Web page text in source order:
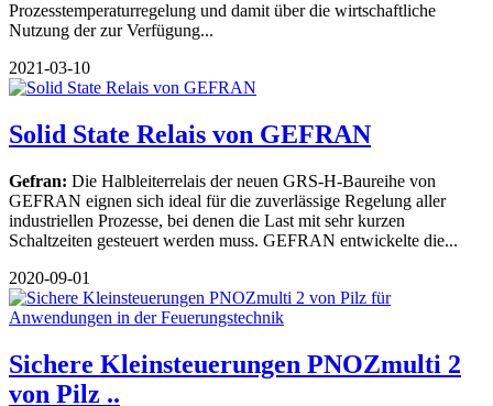
Prozesstemperaturregelung und damit über die wirtschaftliche
Nutzung der zur Verfügung...
2021-03-10
Solid State Relais von GEFRAN
Gefran: Die Halbleiterrelais der neuen GRS-H-Baureihe von
GEFRAN eignen sich ideal für die zuverlässige Regelung aller
industriellen Prozesse, bei denen die Last mit sehr kurzen
Schaltzeiten gesteuert werden muss. GEFRAN entwickelte die...
2020-09-01
Sichere Kleinsteuerungen PNOZmulti 2
von Pilz ..